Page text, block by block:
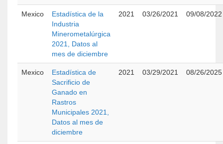
Mexico
Estadística de la
Industria
Minerometalúrgica
2021, Datos al
mes de diciembre
2021 03/26/2021 09/08/2022
Mexico
Estadística de
Sacrificio de
Ganado en
Rastros
Municipales 2021,
Datos al mes de
diciembre
2021 03/29/2021 08/26/2025